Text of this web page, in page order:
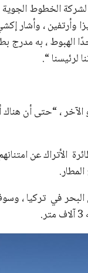
لشركة الخطوط
وأرتفين ، وأشار
الهبوط ، به
لرئيسنا “.
الآخر ، “حتى أن
الأتراك عن
البحر في تركيا ،